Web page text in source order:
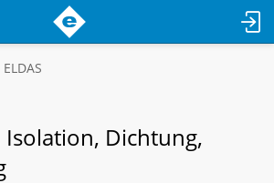
ELDAS
Isolation, Dichtung,